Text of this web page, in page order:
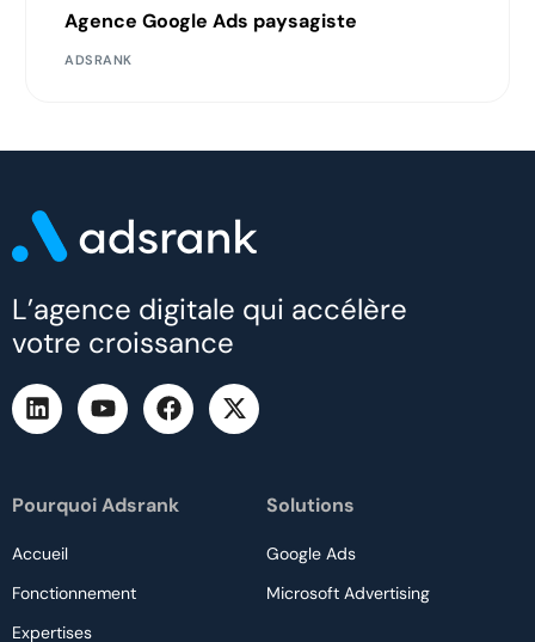
Agence Google Ads paysagiste
ADSRANK
L’agence digitale qui accélère
votre croissance
Pourquoi Adsrank
Accueil
Fonctionnement
Expertises
Solutions
Google Ads
Microsoft Advertising